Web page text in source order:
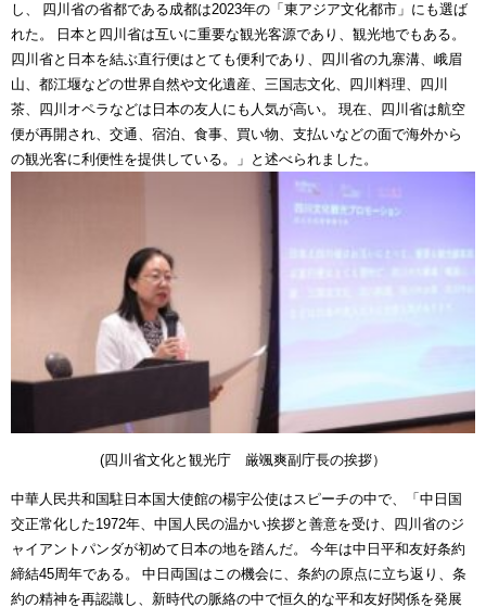
し、 四川省の省都である成都は2023年の「東アジア文化都市」にも選ば
れた。 日本と四川省は互いに重要な観光客源であり、観光地でもある。
四川省と日本を結ぶ直行便はとても便利であり、四川省の九寨溝、峨眉
山、都江堰などの世界自然や文化遺産、三国志文化、四川料理、四川
茶、四川オペラなどは日本の友人にも人気が高い。 現在、四川省は航空
便が再開され、交通、宿泊、食事、買い物、支払いなどの面で海外から
の観光客に利便性を提供している。」と述べられました。
(四川省文化と観光庁 厳颯爽副庁長の挨拶）
中華人民共和国駐日本国大使館の楊宇公使はスピーチの中で、「中日国
交正常化した1972年、中国人民の温かい挨拶と善意を受け、四川省のジ
ャイアントパンダが初めて日本の地を踏んだ。 今年は中日平和友好条約
締結45周年である。 中日両国はこの機会に、条約の原点に立ち返り、条
約の精神を再認識し、新時代の脈絡の中で恒久的な平和友好関係を発展